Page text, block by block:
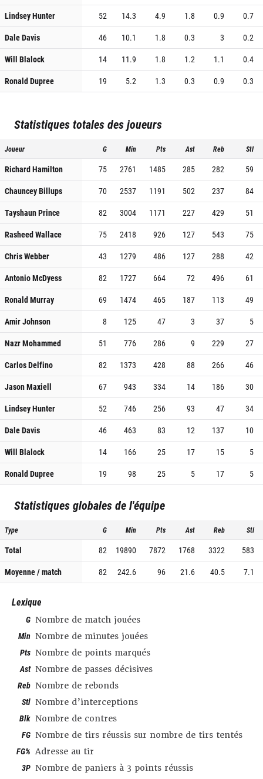
Lindsey Hunter
52 14.3 4.9 1.8 0.9
0.7
Dale Davis
46 10.1 1.8 0.3 3
0.2
Will Blalock
14 11.9 1.8 1.2 1.1
0.4
Ronald Dupree
19 5.2 1.3 0.3 0.9 0.3
Statistiques totales des joueurs
Joueur G Min Pts Ast Reb Stl
Richard Hamilton 75 2761 1485 285 282
59
Chauncey Billups
70 2537 1191 502 237
84
Tayshaun Prince
82 3004 1171 227 429
51
Rasheed Wallace
75 2418 926 127 543
75
Chris Webber
43 1279 486 127 288
42
Antonio McDyess
82 1727 664 72 496
61
Ronald Murray
69 1474 465 187 113
49
Amir Johnson
8 125 47 3 37
5
Nazr Mohammed
51 776 286 9 229
27
Carlos Delfino
82 1373 428 88 266
46
Jason Maxiell
67 943 334 14 186
30
Lindsey Hunter
52 746 256 93 47
34
Dale Davis
46 463 83 12 137
10
Will Blalock
14 166 25 17 15
5
Ronald Dupree
19 98 25 5 17 5
Statistiques globales de l'équipe
Type G Min Pts Ast Reb Stl
Total 82 19890 7872 1768 3322
583
Moyenne / match
82 242.6 96 21.6 40.5 7.1
Lexique
G Nombre de match jouées
Min Nombre de minutes jouées
Pts Nombre de points marqués
Ast Nombre de passes décisives
Reb Nombre de rebonds
Stl Nombre d’interceptions
Blk Nombre de contres
FG Nombre de tirs réussis sur nombre de tirs tentés
FG% Adresse au tir
3P Nombre de paniers à 3 points réussis